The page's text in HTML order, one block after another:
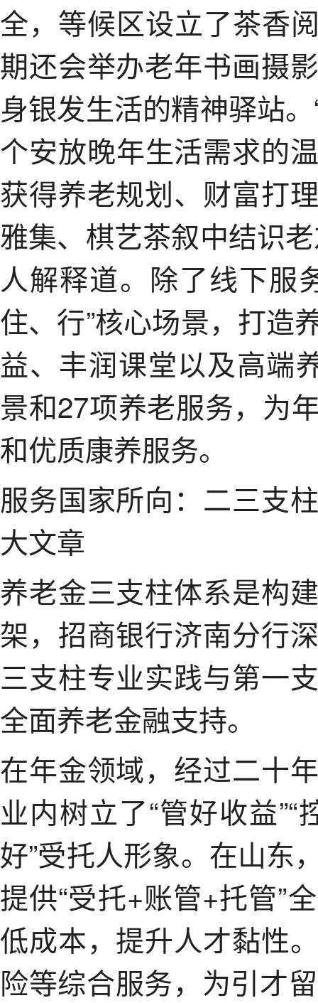
全，等候区设立了茶香
期还会举办老年书画摄
身银发生活的精神驿站
个安放晚年生活需求的
获得养老规划、财富打
雅集、棋艺茶叙中结识
人解释道。除了线下服
住、行”核心场景，打造
益、丰润课堂以及高端
景和27项养老服务，为
和优质康养服务。
服务国家所向：二三支
大文章
养老金三支柱体系是构
架，招商银行济南分行
三支柱专业实践与第一
全面养老金融支持。
在年金领域，经过二十
业内树立了“管好收益”“
好”受托人形象。在山东
提供“受托+账管+托管”
低成本，提升人才黏性
险等综合服务，为引才